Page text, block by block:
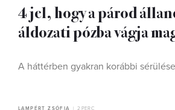
4 jel, hogy a párod
áldozati pózba vágja
A háttérben gyakran korábbi
LAMPÉRT ZSÓFIA 2 PERC